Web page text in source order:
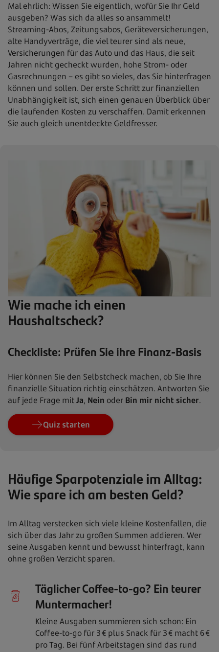
Mal ehrlich: Wissen Sie eigentlich, wofür Sie Ihr Geld
ausgeben? Was sich da alles so ansammelt!
Streaming-Abos, Zeitungsabos, Geräteversicherungen,
alte Handyverträge, die viel teurer sind als neue,
Versicherungen für das Auto und das Haus, die seit
Jahren nicht gecheckt wurden, hohe Strom- oder
Gasrechnungen – es gibt so vieles, das Sie hinterfragen
können und sollen. Der erste Schritt zur finanziellen
Unabhängigkeit ist, sich einen genauen Überblick über
die laufenden Kosten zu verschaffen. Damit erkennen
Sie auch gleich unentdeckte Geldfresser.
Wie mache ich einen
Haushaltscheck?
Checkliste: Prüfen Sie ihre Finanz-Basis
Hier können Sie den Selbstcheck machen, ob Sie Ihre
finanzielle Situation richtig einschätzen. Antworten Sie
auf jede Frage mitJa, Nein oder Bin mir nicht sicher.
Quiz starten
Häufige Sparpotenziale im Alltag:
Wie spare ich am besten Geld?
Im Alltag verstecken sich viele kleine Kostenfallen, die
sich über das Jahr zu großen Summen addieren. Wer
seine Ausgaben kennt und bewusst hinterfragt, kann
ohne großen Verzicht sparen.
Täglicher Coffee-to-go? Ein teurer
Muntermacher!
Kleine Ausgaben summieren sich schon: Ein
Coffee-to-go für 3 € plus Snack für 3 € macht 6 €
pro Tag. Bei fünf Arbeitstagen sind das rund